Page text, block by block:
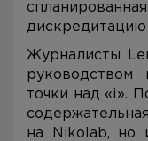
дискредитацию
Журналисты
руководством
точки над «і».
на Nikolab, но